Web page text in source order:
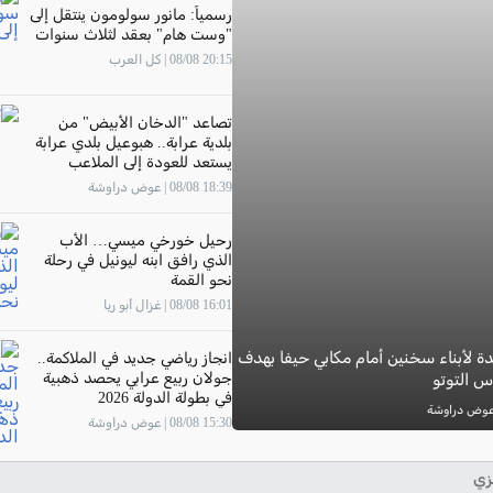
لأبناء سخنين أمام مكابي حيفا بهدف
التوتو
رسمياً: مانور سولومون ينتقل إلى
"وست هام" بعقد لثلاث سنوات
20:15 08/08 | كل العرب
تصاعد "الدخان الأبيض" من
بلدية عرابة.. هبوعيل بلدي عرابة
يستعد للعودة إلى الملاعب
18:39 08/08 | عوض دراوشة
رحيل خورخي ميسي… الأب
الذي رافق ابنه ليونيل في رحلة
نحو القمة
16:01 08/08 | غزال أبو ريا
انجاز رياضي جديد في الملاكمة..
جولان ربيع عرابي يحصد ذهبية
في بطولة الدولة 2026
15:30 08/08 | عوض دراوشة